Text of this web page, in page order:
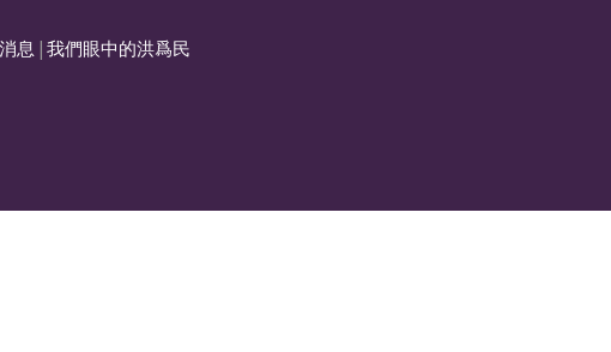
息 我們眼中的洪爲民